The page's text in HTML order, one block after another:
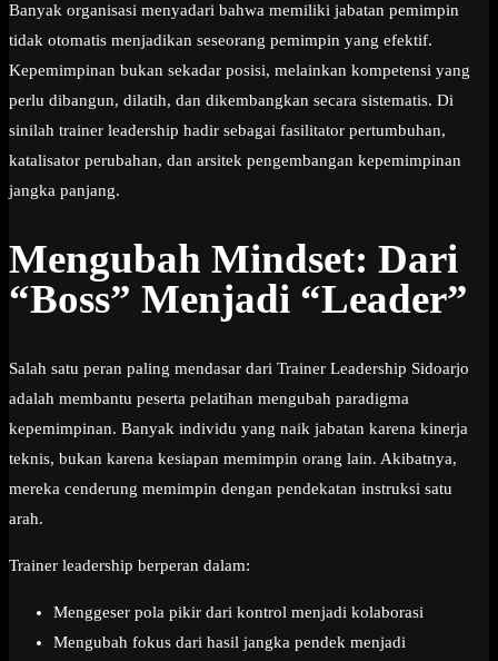
Banyak organisasi menyadari bahwa memiliki jabatan pemimpin
tidak otomatis menjadikan seseorang pemimpin yang efektif.
Kepemimpinan bukan sekadar posisi, melainkan kompetensi yang
perlu dibangun, dilatih, dan dikembangkan secara sistematis. Di
sinilah trainer leadership hadir sebagai fasilitator pertumbuhan,
katalisator perubahan, dan arsitek pengembangan kepemimpinan
jangka panjang.
Mengubah Mindset: Dari
“Boss” Menjadi “Leader”
Salah satu peran paling mendasar dari Trainer Leadership Sidoarjo
adalah membantu peserta pelatihan mengubah paradigma
kepemimpinan. Banyak individu yang naik jabatan karena kinerja
teknis, bukan karena kesiapan memimpin orang lain. Akibatnya,
mereka cenderung memimpin dengan pendekatan instruksi satu
arah.
Trainer leadership berperan dalam:
Menggeser pola pikir dari kontrol menjadi kolaborasi
Mengubah fokus dari hasil jangka pendek menjadi